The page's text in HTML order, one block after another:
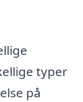
typer
på